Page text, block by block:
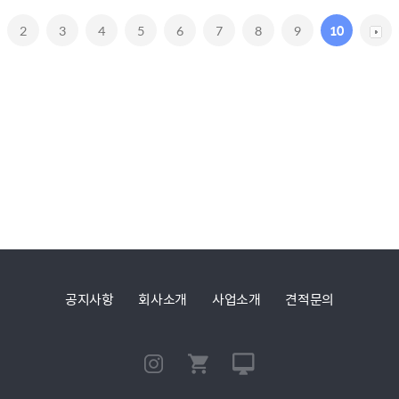
2 3 4 5 6 7 8 9 10
공지사항 회사소개 사업소개 견적문의